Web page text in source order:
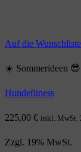
Auf die Wunschliste
☀️ Sommerideen 😎
Hundefitness
225,00 € inkl. MwSt.
Zzgl. 19% MwSt.